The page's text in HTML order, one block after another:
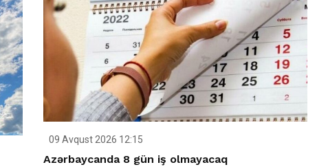
09 Avqust 2026 12:15
Azərbaycanda 8 gün iş olmayacaq